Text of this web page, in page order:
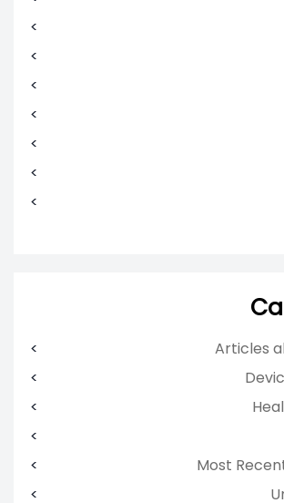
Articles
Most